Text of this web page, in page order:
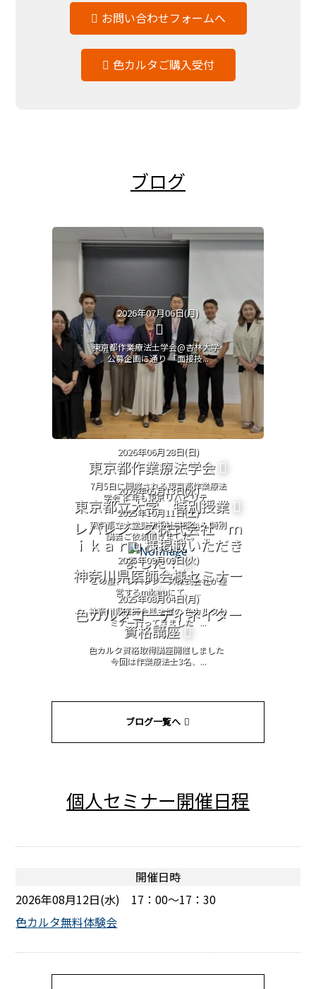
お問い合わせフォームへ
色カルタご購入受付
ブログ
2026年07月06日(月)
東京都作業療法士学会@杏林大学
公募企画に通り 「面接技...
2026年06月28日(日)
東京都作業療法学会
7月5日に開催される東京都作業療法
学会 本年も東京リハビリテ...
2026年05月13日(水)
東京都立大学 特別授業
東京都立大学健康福祉学部から 特別
講義ご依頼頂きました。 ...
2025年10月11日(土)
レバレジーズ株式会社 ｍ
ｉｋａｒｕ様掲載いただき
ました！
この度、 レバレジーズ株式会社が運
営するmikaruにて、 ...
2025年09月09日(火)
神奈川県医師会様セミナー
神奈川県医師会様主催の 色カルタセ
ミナー行ってきました ...
2025年08月04日(月)
色カルタコーディネイター
資格講座
色カルタ資格取得講座開催しました
今回は作業療法士3名、...
ブログ一覧へ
個人セミナー開催日程
開催日時
2026年08月12日(水) 17：00～17：30
色カルタ無料体験会